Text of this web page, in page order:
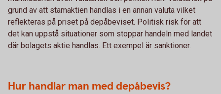
grund av att stamaktien handlas i en annan valuta vilket
reflekteras på priset på depåbeviset. Politisk risk för att
det kan uppstå situationer som stoppar handeln med landet
där bolagets aktie handlas. Ett exempel är sanktioner.
Hur handlar man med depåbevis?